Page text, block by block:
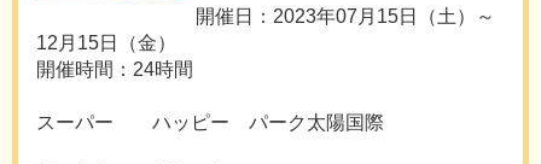
開催日：2023年07月15日（土）～
12月15日（金）
開催時間：24時間
スーパー ハッピー パーク太陽国際